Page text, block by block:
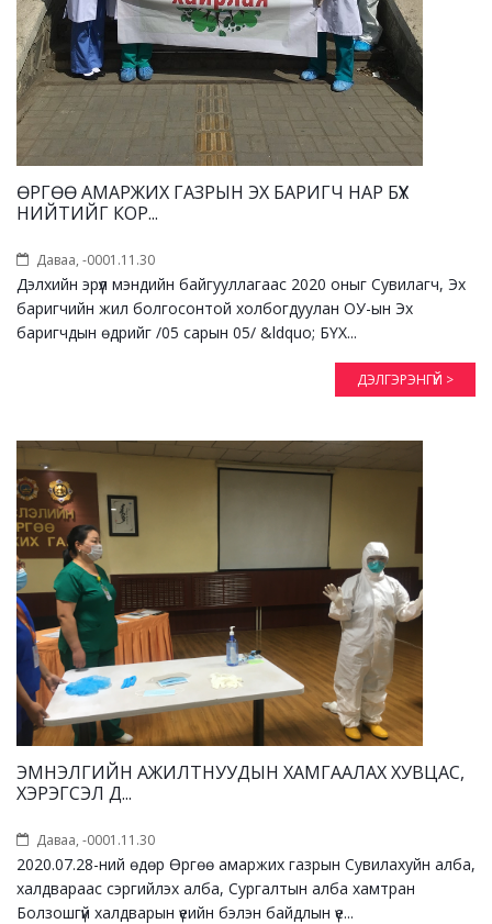
ӨРГӨӨ АМАРЖИХ ГАЗРЫН ЭХ БАРИГЧ НАР БҮХ
НИЙТИЙГ КОР...
Даваа, -0001.11.30
Дэлхийн эрүүл мэндийн байгууллагаас 2020 оныг Сувилагч, Эх
баригчийн жил болгосонтой холбогдуулан ОУ-ын Эх
баригчдын өдрийг /05 сарын 05/ &ldquo; БҮХ...
ДЭЛГЭРЭНГҮЙ >
ЭМНЭЛГИЙН АЖИЛТНУУДЫН ХАМГААЛАХ ХУВЦАС,
ХЭРЭГСЭЛ Д...
Даваа, -0001.11.30
2020.07.28-ний өдөр Өргөө амаржих газрын Сувилахуйн алба,
халдвараас сэргийлэх алба, Сургалтын алба хамтран
Болзошгүй халдварын үеийн бэлэн байдлын үе...